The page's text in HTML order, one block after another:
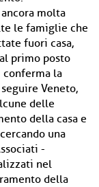
ancora molta
le famiglie che
fuori casa,
primo posto
la
Veneto,
delle
della casa e
una
-
nel
della